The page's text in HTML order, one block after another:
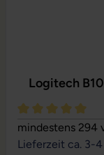
Logitech
mindestens 294
Lieferzeit ca. 3-